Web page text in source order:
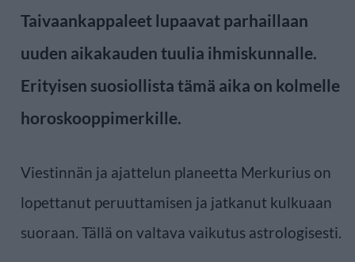
Taivaankappaleet lupaavat parhaillaan
uuden aikakauden tuulia ihmiskunnalle.
Erityisen suosiollista tämä aika on kolmelle
horoskooppimerkille.
Viestinnän ja ajattelun planeetta Merkurius on
lopettanut peruuttamisen ja jatkanut kulkuaan
suoraan. Tällä on valtava vaikutus astrologisesti.